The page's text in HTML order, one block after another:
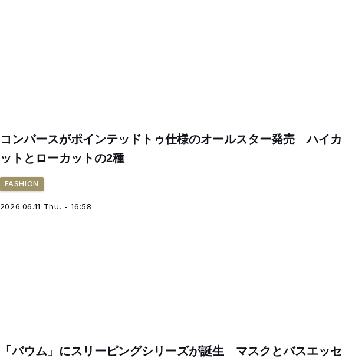
コンバースがポインテッドトゥ仕様のオールスター発売 ハイカ
ットとローカットの2種
FASHION
2026.06.11 Thu. - 16:58
「バウム」にスリーピングシリーズが誕生 マスクとバスエッセ